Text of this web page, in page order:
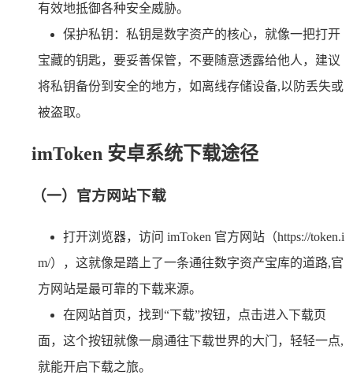
有效地抵御各种安全威胁。
保护私钥：私钥是数字资产的核心，就像一把打开
宝藏的钥匙，要妥善保管，不要随意透露给他人，建议
将私钥备份到安全的地方，如离线存储设备,以防丢失或
被盗取。
imToken 安卓系统下载途径
（一）官方网站下载
打开浏览器，访问 imToken 官方网站（https://token.i
m/），这就像是踏上了一条通往数字资产宝库的道路,官
方网站是最可靠的下载来源。
在网站首页，找到“下载”按钮，点击进入下载页
面，这个按钮就像一扇通往下载世界的大门，轻轻一点,
就能开启下载之旅。